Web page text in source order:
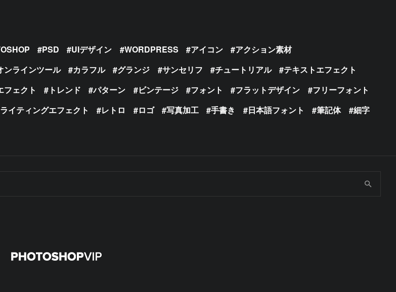
PSD UIデザイン WORDPRESS アイコン
アクション素材
ンラインツール カラフル グランジ サンセリフ チュートリアル
テキストエフェクト
フェクト トレンド パターン ビンテージ フォント フラットデザイン
フリーフォント
ライティングエフェクト レトロ ロゴ 写真加工 手書き 日本語フォント 筆記体
細字